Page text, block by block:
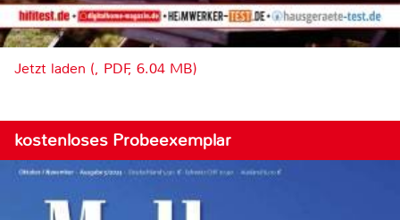
Jetzt laden (, PDF, 6.04 MB)
kostenloses Probeexemplar